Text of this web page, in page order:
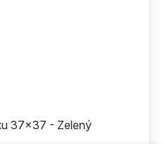
37x37 - Zelený